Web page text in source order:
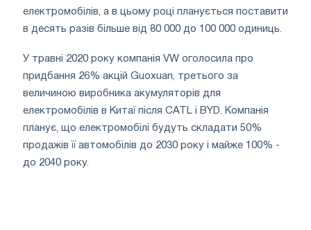
електромобілів, а в цьому році планується поставити
в десять разів більше від 80 000 до 100 000 одиниць.
У травні 2020 року компанія VW оголосила про
придбання 26% акцій Guoxuan, третього за
величиною виробника акумуляторів для
електромобілів в Китаї після CATL і BYD. Компанія
планує, що електромобілі будуть складати 50%
продажів її автомобілів до 2030 року і майже 100% -
до 2040 року.